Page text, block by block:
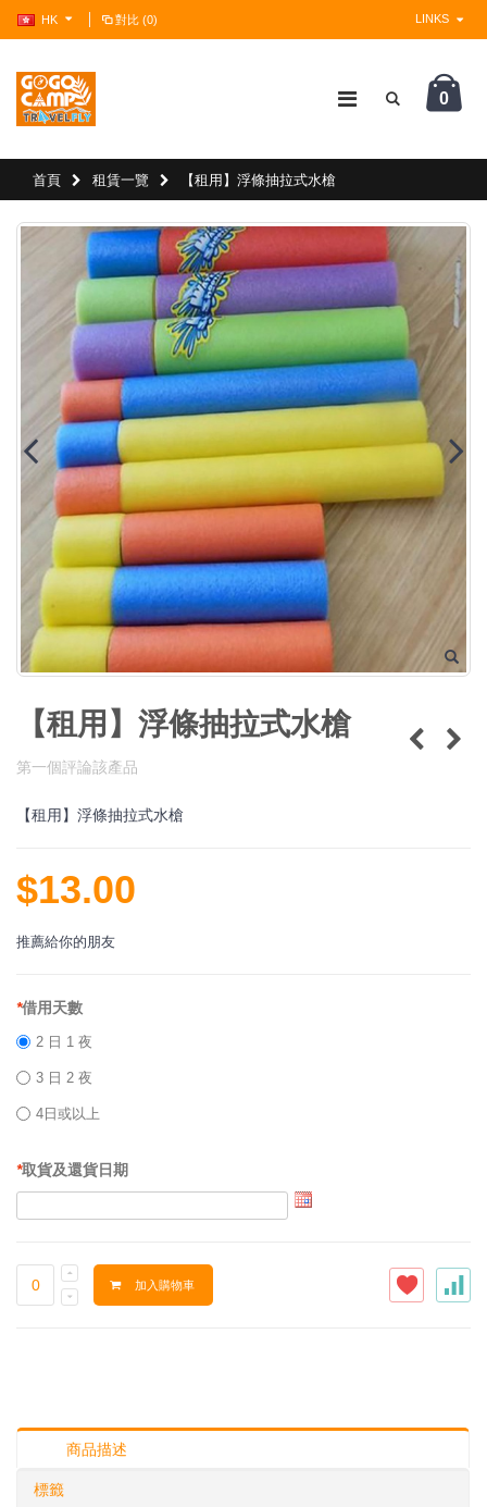
HK 對比 (0) LINKS
0
首頁 租賃一覽 【租用】浮條抽拉式水槍
【租用】浮條抽拉式水槍
第一個評論該產品
【租用】浮條抽拉式水槍
$13.00
推薦給你的朋友
*借用天數
2 日 1 夜
3 日 2 夜
4日或以上
*取貨及還貨日期
加入購物車
商品描述
標籤